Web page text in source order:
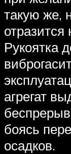
такую же,
отразится
Рукоятка
агрегат
боясь
осадков.